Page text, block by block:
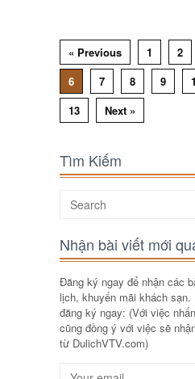
« Previous 1 2
6
7 8 9
13
Next »
Tìm Kiếm
Nhận bài viết mới
Đăng ký ngay để nhận các
lịch, khuyến mãi khách
đăng ký ngay: (Với việc
cũng đồng ý với việc sẽ
từ DulichVTV.com)